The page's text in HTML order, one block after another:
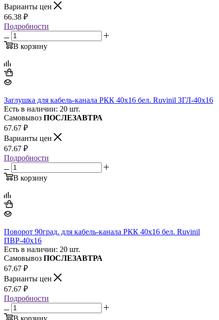
Варианты цен
66.38 ₽
Подробности
В корзину
Заглушка для кабель-канала РКК 40х16 бел. Ruvinil ЗГЛ-40х16
Есть в наличии: 20 шт.
Самовывоз ПОСЛЕЗАВТРА
67.67 ₽
Варианты цен
67.67 ₽
Подробности
В корзину
Поворот 90град. для кабель-канала РКК 40х16 бел. Ruvinil
ПВР-40х16
Есть в наличии: 20 шт.
Самовывоз ПОСЛЕЗАВТРА
67.67 ₽
Варианты цен
67.67 ₽
Подробности
В корзину